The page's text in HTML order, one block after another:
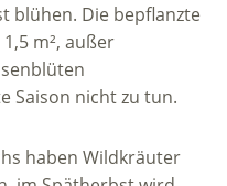
blühen. Die bepflanzte
m², außer
Saison nicht zu tun.
haben Wildkräuter